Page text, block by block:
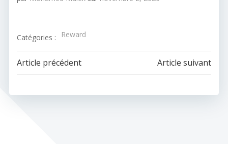
Catégories : Reward
Navigation
de
Article précédent
Navigation
de
Article suivant